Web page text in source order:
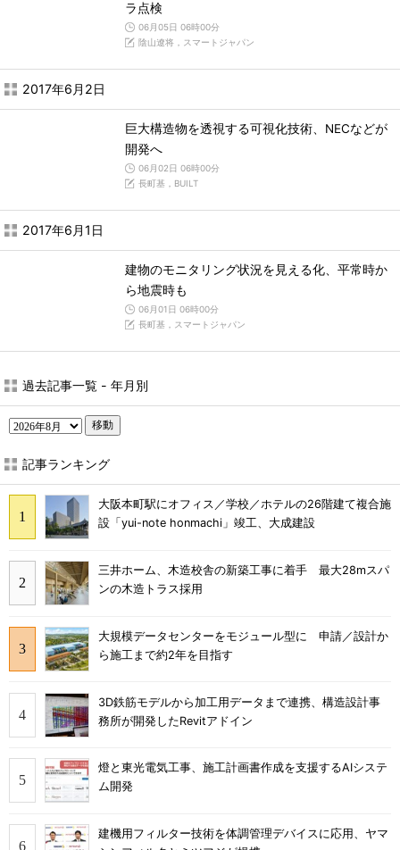
ラ点検
06月05日 06時00分
陰山遼将，スマートジャパン
2017年6月2日
巨大構造物を透視する可視化技術、NECなどが
開発へ
06月02日 06時00分
長町基，BUILT
2017年6月1日
建物のモニタリング状況を見える化、平常時か
ら地震時も
06月01日 06時00分
長町基，スマートジャパン
過去記事一覧 - 年月別
移動
記事ランキング
大阪本町駅にオフィス／学校／ホテルの26階建て複合施
設「yui-note honmachi」竣工、大成建設
三井ホーム、木造校舎の新築工事に着手 最大28mスパ
ンの木造トラス採用
大規模データセンターをモジュール型に 申請／設計か
ら施工まで約2年を目指す
3D鉄筋モデルから加工用データまで連携、構造設計事
務所が開発したRevitアドイン
燈と東光電気工事、施工計画書作成を支援するAIシステ
ム開発
建機用フィルター技術を体調管理デバイスに応用、ヤマ